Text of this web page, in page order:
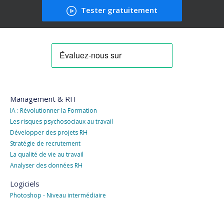
Tester gratuitement
Management & RH
IA : Révolutionner la Formation
Les risques psychosociaux au travail
Développer des projets RH
Stratégie de recrutement
La qualité de vie au travail
Analyser des données RH
Logiciels
Photoshop - Niveau intermédiaire